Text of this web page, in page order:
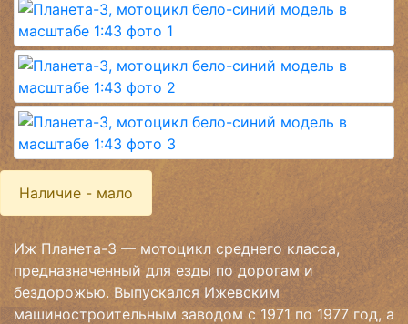
Наличие - мало
Иж Планета-3 — мотоцикл среднего класса,
предназначенный для езды по дорогам и
бездорожью. Выпускался Ижевским
машиностроительным заводом с 1971 по 1977 год, а